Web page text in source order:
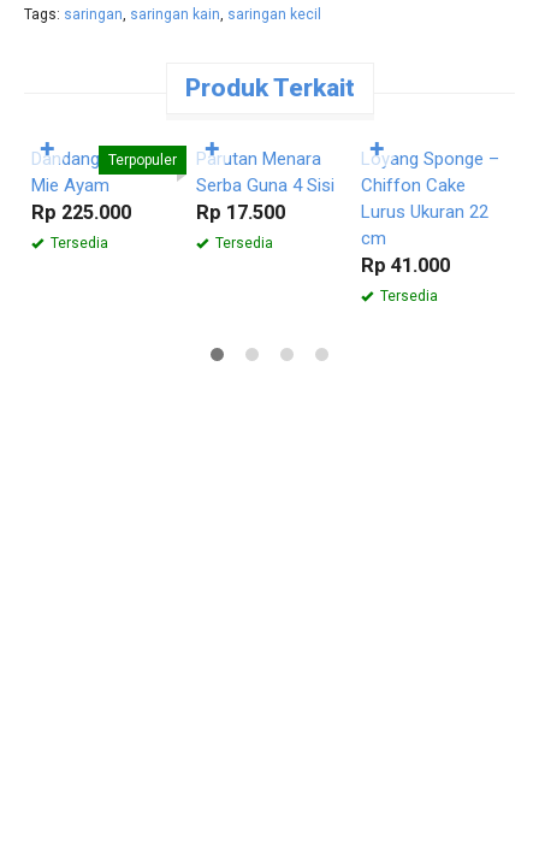
Tags: saringan, saringan kain, saringan kecil
Produk Terkait
Terpopuler
Dandang Baso –
Mie Ayam
Rp 225.000
Tersedia
✚
Pesan
Parutan Menara
Serba Guna 4 Sisi
Rp 17.500
Tersedia
✚
Loyang Sponge –
Chiffon Cake
Lurus Ukuran 22
cm
Rp 41.000
Tersedia
✚